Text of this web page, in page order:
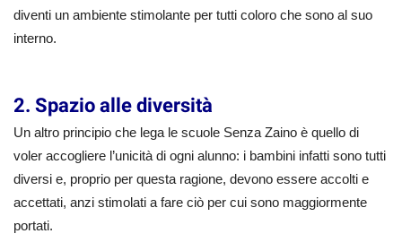
diventi un ambiente stimolante per tutti coloro che sono al suo
interno.
2. Spazio alle diversità
Un altro principio che lega le scuole Senza Zaino è quello di
voler accogliere l’unicità di ogni alunno: i bambini infatti sono tutti
diversi e, proprio per questa ragione, devono essere accolti e
accettati, anzi stimolati a fare ciò per cui sono maggiormente
portati.